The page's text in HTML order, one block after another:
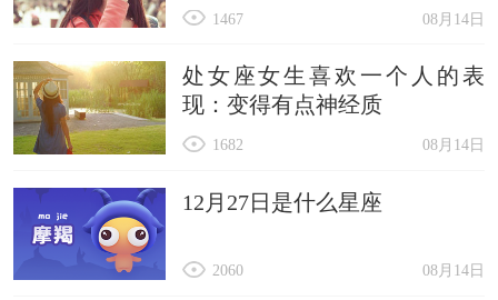
08月14日
1467
处女座女生喜欢一个人的表
现：变得有点神经质
08月14日
1682
12月27日是什么星座
08月14日
2060